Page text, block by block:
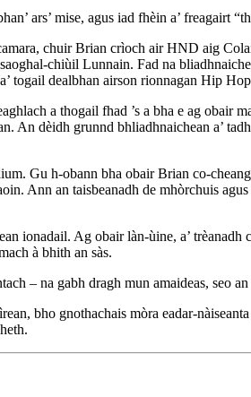
ars’ mise, agus iad fhèin a’ freagairt
chuir Brian crìoch air HND aig
saoghal-chiùil Lunnain. Fad na
dealbhan airson rionnagan Hip
a thogail fhad ’s a bha e ag obair
An dèidh grunnd bhliadhnaichean a’
Gu h-obann bha obair Brian co-
Ann an taisbeanadh de mhòrchuis
ionadail. Ag obair làn-ùine, a’
à bhith an sàs.
– na gabh dragh mun amaideas, seo
bho gnothachais mòra eadar-